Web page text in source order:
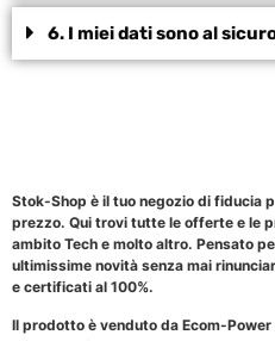
6. I miei dati sono al
Stok-Shop è il tuo negozio di fiducia
prezzo. Qui trovi tutte le offerte e le
ambito Tech e molto altro. Pensato
ultimissime novità senza mai
e certificati al 100%.
Il prodotto è venduto da Ecom-